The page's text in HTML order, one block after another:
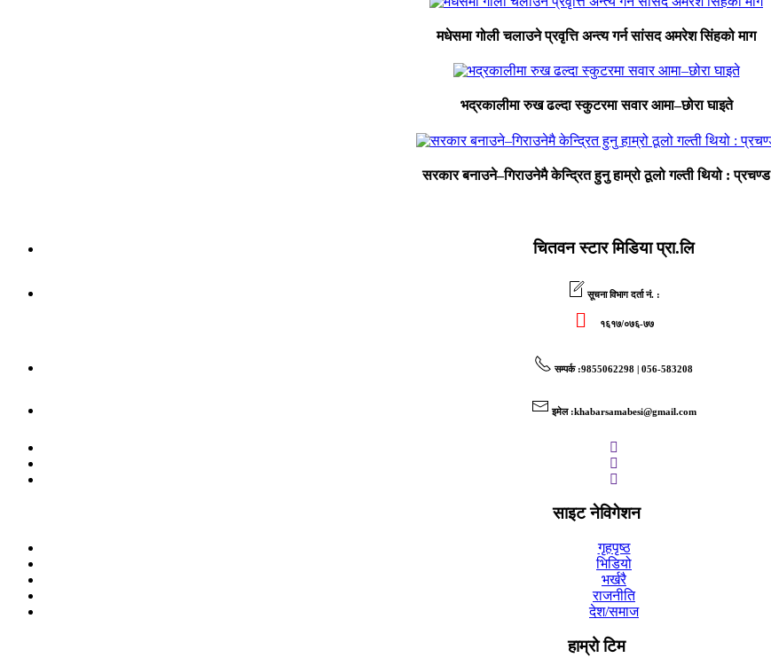
मधेसमा गोली चलाउने प्रवृत्ति अन्त्य गर्न सांसद अमरेश सिंहको माग
भद्रकालीमा रुख ढल्दा स्कुटरमा सवार आमा–छोरा घाइते
सरकार बनाउने–गिराउनेमै केन्द्रित हुनु हाम्रो ठूलो गल्ती थियो : प्रचण्ड
चितवन स्टार मिडिया प्रा.लि
सूचना विभाग दर्ता नं. :
१६१७/०७६-७७
सम्पर्क:9855062298 | 056-583208
इमेल:khabarsamabesi@gmail.com
साइट नेविगेशन
गृहपृष्ठ
भिडियो
भर्खरै
राजनीति
देश/समाज
हाम्रो टिम